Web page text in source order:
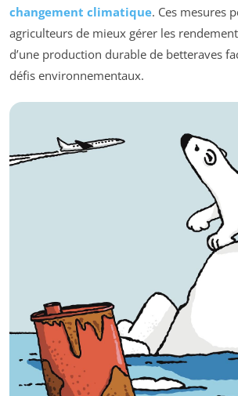
changement climatique. Ces mesures
agriculteurs de mieux gérer les
d’une production durable de betteraves
défis environnementaux.